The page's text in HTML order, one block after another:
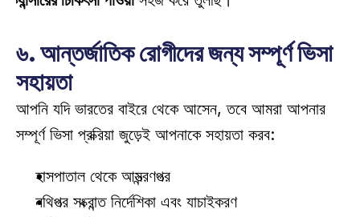
৬. আন্তর্জাতিক রোগীদের জন্য সম্পূর্ণ ভিসা
সহায়তা
আপনি যদি ভারতের বাইরে থেকে আসেন, তবে আমরা আপনার
সম্পূর্ণ ভিসা প্রক্রিয়া জুড়েই আপনাকে সহায়তা করব:
হাসপাতাল থেকে আমন্ত্রণপত্র
নথিপত্র সংক্রান্ত নির্দেশিকা এবং যাচাইকরণ